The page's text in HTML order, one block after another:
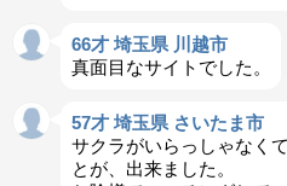
66才 埼玉県 川越市
真面目なサイトでした。
57才 埼玉県 さいたま市
サクラがいらっしゃなく
とが、出来ました。